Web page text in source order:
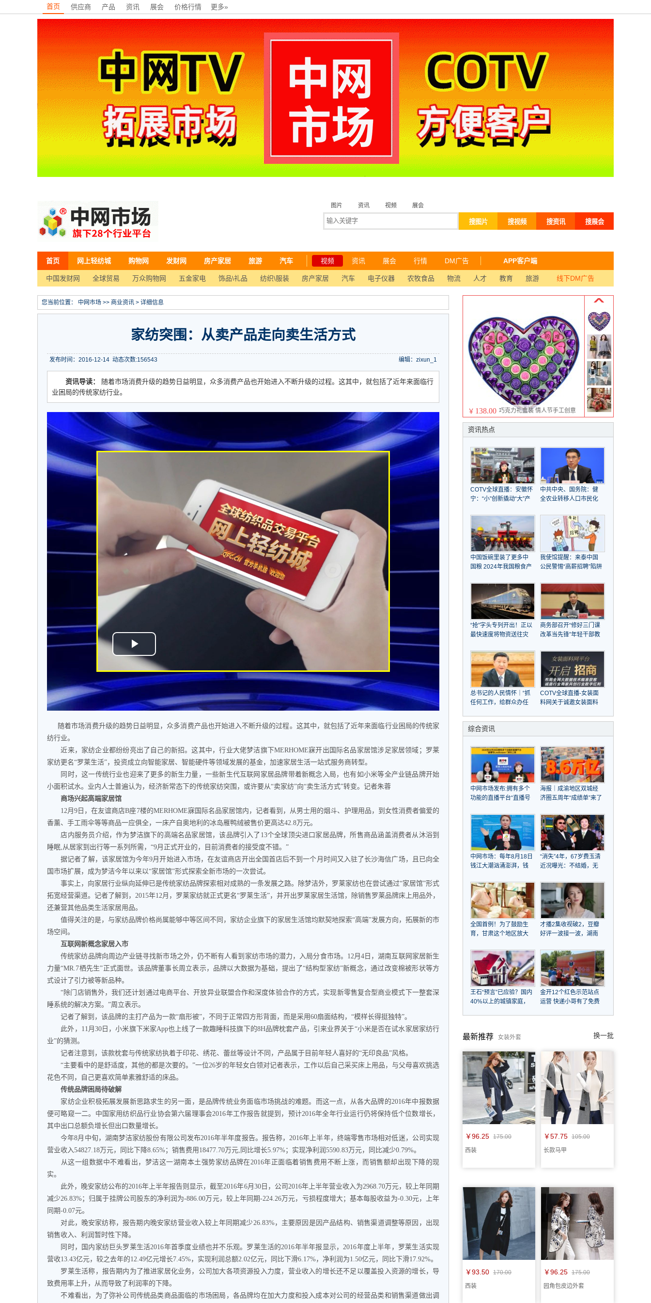
首页 供应商 产品 资讯 展会 价格行情 更多»
图片 资讯 视频 展会
搜图片 搜视频 搜资讯 搜展会
首页 网上轻纺城 购物网 发财网 房产家居 旅游 汽车 视频 资讯 展会 行情 DM广告 APP客户端
中国发财网 全球贸易 万众购物网 五金家电 饰品\礼品 纺织\服装 房产家居 汽车 电子仪器 农牧食品 物流 人才 教育 旅游 线下DM广告
您当前位置： 中网市场 >> 商业资讯 > 详细信息
家纺突围：从卖产品走向卖生活方式
发布时间：2016-12-14 动态次数:156543 编辑：zixun_1
资讯导读：
随着市场消费升级的趋势日益明显，众多消费产品也开始进入不断升级的过程。这其中，就包括了近年来面临行
业困局的传统家纺行业。
随着市场消费升级的趋势日益明显，众多消费产品也开始进入不断升级的过程。这其中，就包括了近年来面临行业困局的传统家
纺行业。
近来，家纺企业都纷纷亮出了自己的新招。这其中，行业大佬梦洁旗下MERHOME寐开出国际名品家居馆涉足家居领域；罗莱
家纺更名“罗莱生活”，投资成立向智能家居、智能硬件等领域发展的基金，加速家居生活一站式服务商转型。
同时，这一传统行业也迎来了更多的新生力量，一些新生代互联网家居品牌带着新概念入局，也有如小米等全产业链品牌开始
小面积试水。业内人士普遍认为，经济新常态下的传统家纺突围，或许要从“卖家纺”向“卖生活方式”转变。记者朱蓉
商场兴起高端家居馆
12月9日，在友谊商店B座7楼的MERHOME寐国际名品家居馆内，记者看到，从男士用的烟斗、护理用品，到女性消费者偏爱的
香薰、手工雨伞等等商品一应俱全，一床产自奥地利的冰岛雁鸭绒被售价更高达42.8万元。
店内服务员介绍，作为梦洁旗下的高端名品家居馆，该品牌引入了13个全球顶尖进口家居品牌，所售商品涵盖消费者从沐浴到
睡眠,从居家到出行等一系列所需，“9月正式开业的，目前消费者的接受度不错。”
据记者了解，该家居馆为今年9月开始进入市场，在友谊商店开出全国首店后不到一个月时间又入驻了长沙海信广场，且已向全
国市场扩展，成为梦洁今年以来以“家居馆”形式探索全新市场的一次尝试。
事实上，向家居行业纵向延伸已是传统家纺品牌探索相对成熟的一条发展之路。除梦洁外，罗莱家纺也在尝试通过“家居馆”形式
拓宽经营渠道。记者了解到，2015年12月，罗莱家纺就正式更名“罗莱生活”，并开出罗莱家居生活馆，除销售罗莱品牌床上用品外，
还兼营其他品类生活家居用品。
值得关注的是，与家纺品牌价格尚属能够中等区间不同，家纺企业旗下的家居生活馆均默契地探索“高端”发展方向，拓展新的市
场空间。
互联网新概念家居入市
传统家纺品牌向周边产业链寻找新市场之外，仍不断有人看到家纺市场的潜力，入局分食市场。12月4日，湖南互联网家居新生
力量“MR.7栖先生”正式面世。该品牌董事长周立表示，品牌以大数据为基础，提出了“结构型家纺”新概念，通过改变棉被形状等方
式设计了引力被等新品种。
“除门店销售外，我们还计划通过电商平台、开放异业联盟合作和深度体验合作的方式，实现新零售复合型商业模式下一整套深
睡系统的解决方案。”周立表示。
记者了解到，该品牌的主打产品为一款“扇形被”，不同于正常四方形背面，而是采用60扇面结构，“模样长得挺独特”。
此外，11月30日，小米旗下米家App也上线了一款趣睡科技旗下的8H品牌枕套产品，引来业界关于“小米是否在试水家居家纺行
业”的猜测。
记者注意到，该款枕套与传统家纺执着于印花、绣花、蕾丝等设计不同，产品属于目前年轻人喜好的“无印良品”风格。
“主要看中的是舒适度，其他的都是次要的。”一位26岁的年轻女白领对记者表示，工作以后自己采买床上用品，与父母喜欢挑选
花色不同，自己更喜欢简单素雅舒适的床品。
传统品牌困局待破解
家纺企业积极拓展发展新思路求生的另一面，是品牌传统业务面临市场挑战的难题。而这一点，从各大品牌的2016年中报数据
便可略窥一二。中国家用纺织品行业协会第六届理事会2016年工作报告就提到，预计2016年全年行业运行仍将保持低个位数增长，
其中出口总额负增长但出口数量增长。
今年8月中旬，湖南梦洁家纺股份有限公司发布2016年半年度报告。报告称，2016年上半年，终端零售市场相对低迷，公司实现
营业收入54827.18万元，同比下降8.65%；销售费用18477.70万元,同比增长5.97%；实现净利润5590.83万元，同比减少0.79%。
从这一组数据中不难看出，梦洁这一湖南本土强势家纺品牌在2016年正面临着销售费用不断上涨，而销售额却出现下降的现
实。
此外，晚安家纺公布的2016年上半年报告则显示，截至2016年6月30日，公司2016年上半年营业收入为2968.70万元，较上年同期
减少26.83%；归属于挂牌公司股东的净利润为-886.00万元，较上年同期-224.26万元，亏损程度增大；基本每股收益为-0.30元，上年
同期-0.07元。
对此，晚安家纺称，报告期内晚安家纺营业收入较上年同期减少26.83%，主要原因是因产品结构、销售渠道调整等原因，出现
销售收入、利润暂时性下降。
同时，国内家纺巨头罗莱生活2016年首季度业绩也并不乐观。罗莱生活的2016年半年报显示，2016年度上半年，罗莱生活实现
营收13.43亿元，较之去年的12.49亿元增长7.45%，实现利润总额2.02亿元，同比下滑6.17%，净利润为1.50亿元，同比下滑17.92%。
罗莱生活称，报告期内为了推进家居化业务，公司加大各项资源投入力度，营业收入的增长还不足以覆盖投入资源的增长，导
致费用率上升，从而导致了利润率的下降。
不难看出，为了弥补公司传统品类商品面临的市场困局，各品牌均在加大力度和投入成本对公司的经营品类和销售渠道做出调
￥ 138.00 巧克力礼盒装 情人节手工创意
刻字表白定制diy巧克力
资讯热点
COTV全球直播：安徽怀
宁：“小”创新撬动“大”产
中共中央、国务院：健
全农业转移人口市民化
地参保户籍限制
中国饭碗里装了更多中
国粮 2024年我国粮食产
我使馆提醒：来泰中国
公民警惕“高薪招聘”陷阱
“抢”字头专列开出！正以
最快速度将物资送往灾
商务部召开“修好三门课
改革当先锋”年轻干部教
总书记的人民情怀｜“抓
任何工作，给群众办任
COTV全球直播-女装面
料网关于诚邀女装面料
工智能之旅
综合资讯
中网市场发布:拥有多个
功能的直播平台“直播号
02月08日成功上线
海报｜成渝地区双城经
济圈五周年“成绩单”来了
中网市场：每年8月18日
钱江大潮汹涌澎湃，钱
COTV全球直播
“消失”4年，67岁费玉清
近况曝光：不结婚，无
债，资产超20亿，一条
皮带用15年不舍换
全国首例！为了鼓励生
育，甘肃这个地区放大
才播2集收视破2，豆瓣
好评一波接一波，湖南
王石“预言”已应验？国内
40%以上的城镇家庭，
金开12个红色示范站点
运营 快递小哥有了免费
换一批
最新推荐 女装外套
￥96.25 175.00
西装
￥57.75 105.00
长款马甲
￥93.50 170.00
西装
￥96.25 175.00
园角包皮边外套